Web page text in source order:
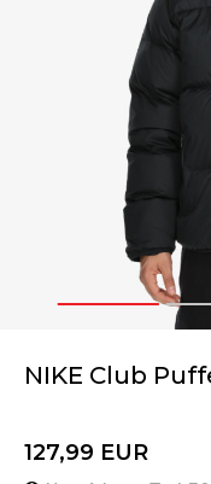
1
NIKE Club
127,99 EUR